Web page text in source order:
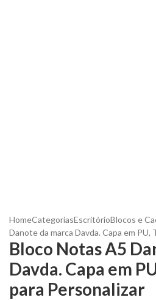
HomeCategoriasEscritórioBlocos e
Danote da marca Davda. Capa em
Bloco Notas A5
Davda. Capa em
para Personalizar